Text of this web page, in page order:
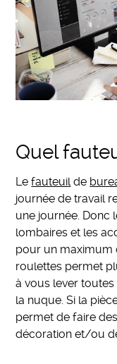
Quel
Lefauteuil de
journée de travail
une journée. Donc
lombaires et les
pour un maximum
roulettes permet
à vous lever
la nuque. Si la
permet de faire
décoration et/ou